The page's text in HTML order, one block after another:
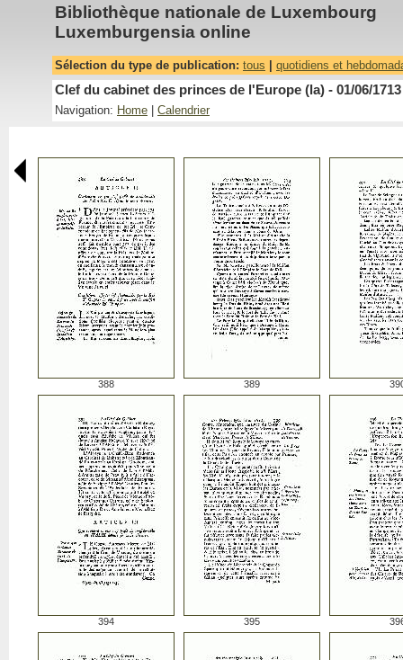
Bibliothèque nationale de Luxembourg
Luxemburgensia online
Sélection du type de publication: tous quotidiens et
Clef du cabinet des princes de l'Europe (la) - 01/06/1713
Navigation: Home Calendrier
388 389
394 395